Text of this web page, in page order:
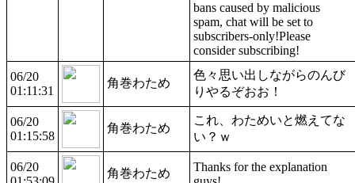
bans caused by malicious
spam, chat will be set to
subscribers-only!Please
consider subscribing!
06/20
01:11:31
角巻わため
色々思い出しながらのんび
りやるぞおお！
06/20
01:15:58
角巻わため
これ、わためいと燃えてな
い？ｗ
06/20
角巻わため
Thanks for the explanation